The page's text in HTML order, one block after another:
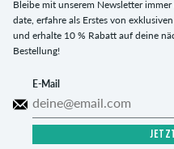
Bleibe mit unserem Newsletter
date, erfahre als Erstes von
und erhalte 10 % Rabatt auf deine
Bestellung!
E-Mail